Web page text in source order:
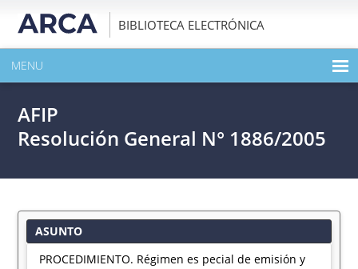
BIBLIOTECA ELECTRÓNICA
MENU
EXPANDIR TODO EL CONTENIDO DE LA PUBLICACIÓN
AFIP
Resolución General N° 1886/2005
ASUNTO
PROCEDIMIENTO. Régimen es pecial de emisión y